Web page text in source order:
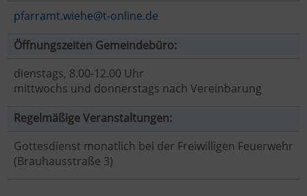
pfarramt.wiehe@t-online.de
Öffnungszeiten Gemeindebüro:
dienstags, 8.00-12.00 Uhr
mittwochs und donnerstags nach Vereinbarung
Regelmäßige Veranstaltungen:
Gottesdienst monatlich bei der Freiwilligen Feuerwehr
(Brauhausstraße 3)